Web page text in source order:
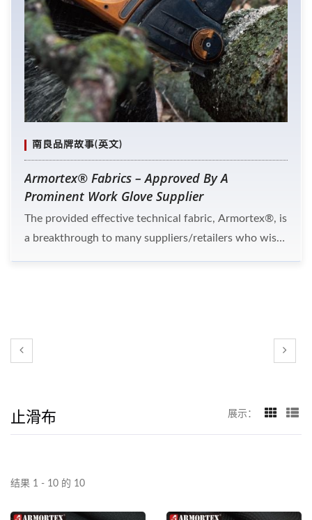
南良品牌故事(英文)
Armortex® Fabrics – Approved By A
Prominent Work Glove Supplier
The provided effective technical fabric, Armortex®, is
a breakthrough to many suppliers/retailers who wish
止滑布 展示：
结果 1 - 10 的 10